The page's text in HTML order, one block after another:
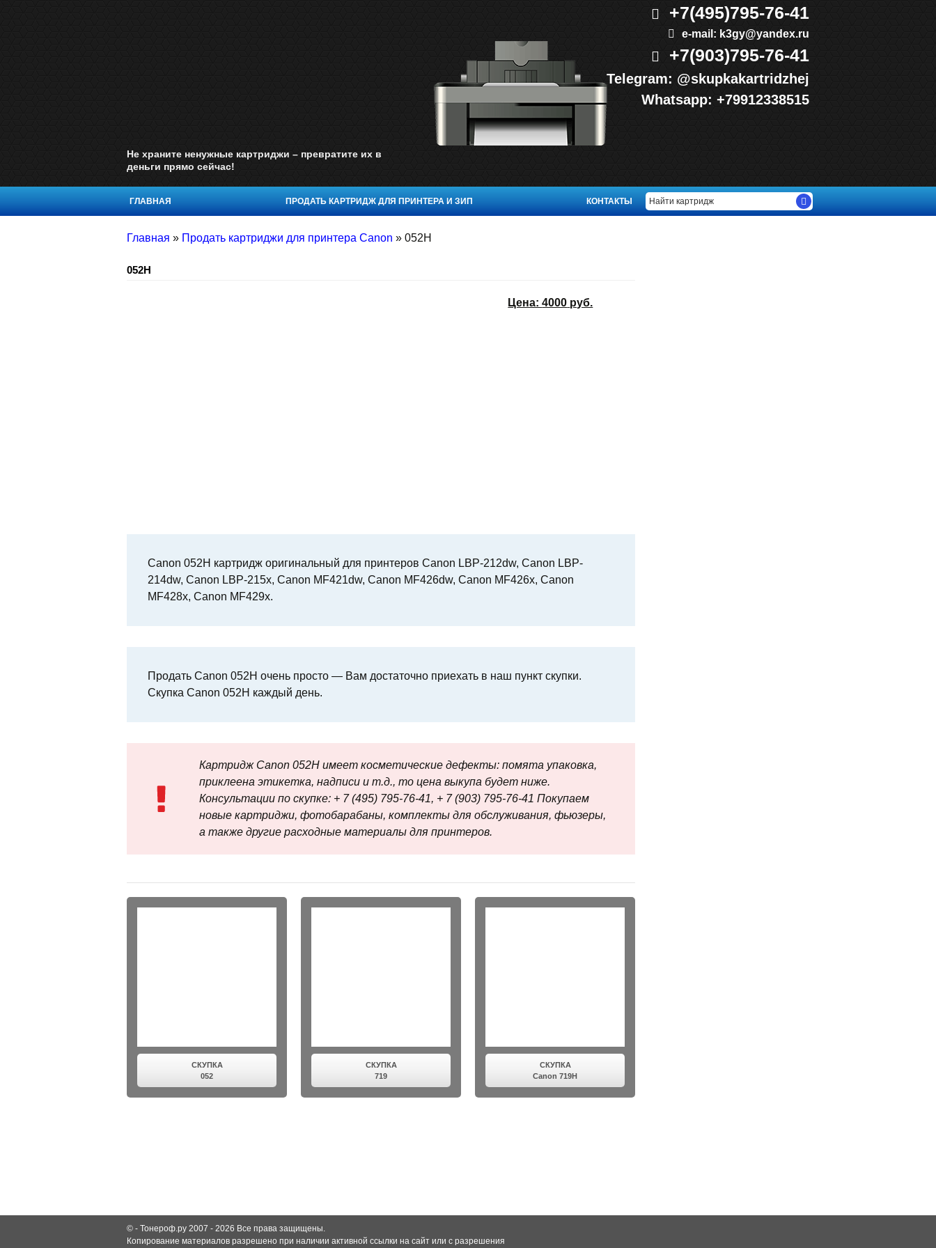
Не храните ненужные картриджи – превратите их в
деньги прямо сейчас!
+7(495)795-76-41
e-mail: k3gy@yandex.ru
+7(903)795-76-41
Telegram: @skupkakartridzhej
Whatsapp: +79912338515
ГЛАВНАЯ ПРОДАТЬ КАРТРИДЖ ДЛЯ ПРИНТЕРА И ЗИП КОНТАКТЫ
Главная » Продать картриджи для принтера Canon » 052H
052H
Цена:4000 руб.
Canon 052H картридж оригинальный для принтеров Canon LBP-212dw, Canon LBP-
214dw, Canon LBP-215x, Canon MF421dw, Canon MF426dw, Canon MF426x, Canon
MF428x, Canon MF429x.
Продать Canon 052H очень просто — Вам достаточно приехать в наш пункт скупки.
Скупка Canon 052H каждый день.
Картридж Canon 052H имеет косметические дефекты: помята упаковка,
приклеена этикетка, надписи и т.д., то цена выкупа будет ниже.
Консультации по скупке: + 7 (495) 795-76-41, + 7 (903) 795-76-41 Покупаем
новые картриджи, фотобарабаны, комплекты для обслуживания, фьюзеры,
а также другие расходные материалы для принтеров.
СКУПКА
052
СКУПКА
719
СКУПКА
Canon 719H
© - Тонероф.ру 2007 - 2026 Все права защищены.
Копирование материалов разрешено при наличии активной ссылки на сайт или с разрешения